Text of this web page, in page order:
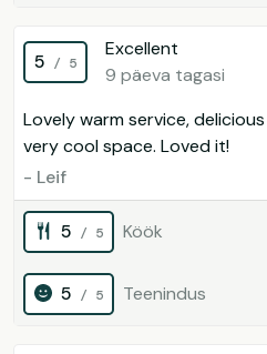
5 / 5
Excellent
9 päeva tagasi
Lovely warm service,
very cool space. Loved it!
- Leif
5 / 5 Köök
5 / 5 Teenindus